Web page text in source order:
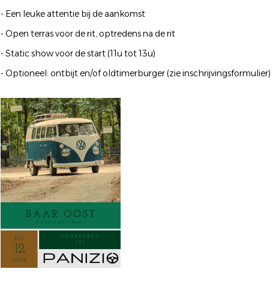
- Een leuke attentie bij de aankomst
- Open terras voor de rit, optredens na de rit
- Static show voor de start (11u tot 13u)
- Optioneel: ontbijt en/of oldtimerburger (zie inschrijvingsformulier)